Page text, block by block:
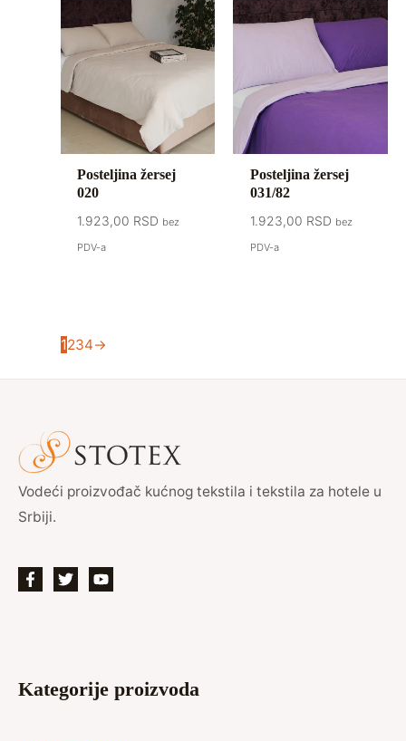
Posteljina žersej
020
1.923,00 RSD bez
PDV-a
Posteljina žersej
031/82
1.923,00 RSD bez
PDV-a
1234→
Vodeći proizvođač kućnog tekstila i tekstila za hotele u
Srbiji.
Kategorije proizvoda